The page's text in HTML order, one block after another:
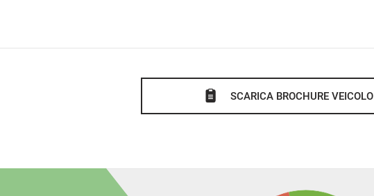
SCARICA BROCHURE VEICOLO